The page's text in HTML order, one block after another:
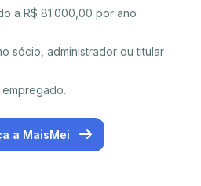
a R$ 81.000,00 por ano
sócio, administrador ou titular
empregado.
a MaisMei